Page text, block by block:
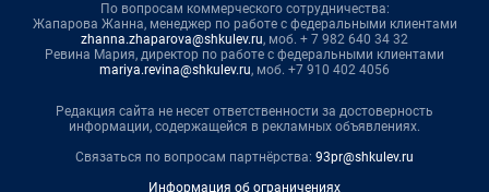
По вопросам коммерческого сотрудничества:
Жапарова Жанна, менеджер по работе с федеральными клиентами
zhanna.zhaparova@shkulev.ru, моб. + 7 982 640 34 32
Ревина Мария, директор по работе с федеральными клиентами
mariya.revina@shkulev.ru, моб. +7 910 402 4056
Редакция сайта не несет ответственности за достоверность
информации, содержащейся в рекламных объявлениях.
Связаться по вопросам партнёрства: 93pr@shkulev.ru
Информация об ограничениях